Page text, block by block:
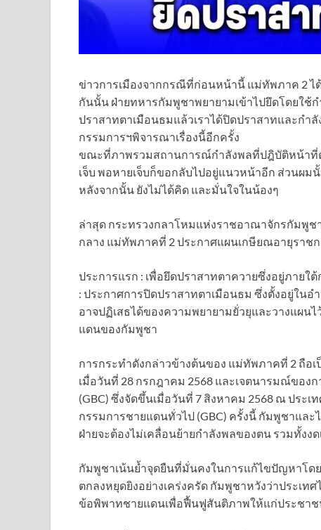
ข่าวการเมืองจากกรณีที่ก่อนหน้านี้ แม่ทัพภาค 2 ไ
กันนั้น ฝ่ายทหารกัมพูชาพยายามเข้าไปยึดโดยใช้
ปราสาทตาเมือนธมแล้วเราได้ปิดปราสาทและกำ
กรรมการฯพิจารณาเรื่องนี้อีกครั้ง
ขณะที่ภาพรวมสถานการณ์กำลังพลที่ปฎิบัติหน้าที่
เจ็บ พอหายเจ็บก็ขอกลับไปอยู่แนวหน้าอีก ส่วนผ
หลังจากนั้น ยังไม่ได้คิด และมั่นใจในน้องๆ
ล่าสุด กระทรวงกลาโหมแห่งราชอาณาจักรกัมพูช
กลาง แม่ทัพภาคที่ 2 ประกาศแผนเกษียณอายุราชก
ประการแรก : เพื่อยึดปราสาทตาควายซึ่งอยู่ภาย
: ประกาศการปิดปราสาทตาเมือนธม ซึ่งตั้งอยู่ใน
อาจปฏิเสธได้ของความพยายามยั่วยุและวางแผ
แดนของกัมพูชา
การกระทำดังกล่าวข้างต้นของ แม่ทัพภาคที่ 2 ถือ
เมื่อวันที่ 28 กรกฎาคม 2568 และเจตนารมณ์ขอ
(GBC) ซึ่งจัดขึ้นเมื่อวันที่ 7 สิงหาคม 2568 ณ ประ
กรรมการชายแดนทั่วไป (GBC) ครั้งนี้ กัมพูชาและ
ฝ่ายจะต้องไม่เคลื่อนย้ายกำลังพลของตน รวมทั้งง
กัมพูชาเน้นย้ำจุดยืนที่มั่นคงในการแก้ไขปัญหาโ
ตกลงหยุดยิงอย่างเคร่งครัด กัมพูชาหวังว่าประเท
ข้อพิพาทชายแดนเพื่อฟื้นฟูสันติภาพให้แก่ประชาช